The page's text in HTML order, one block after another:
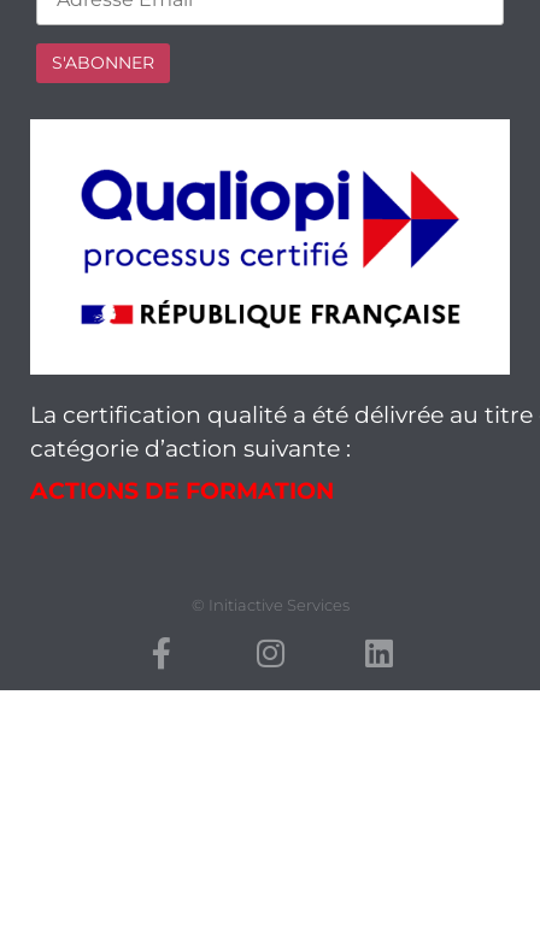
La certification qualité a été délivrée au titre
catégorie d’action suivante :
ACTIONS DE FORMATION
© Initiactive Services